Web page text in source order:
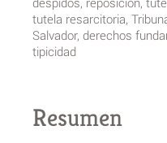
tutela resarcitoria,
Salvador, derechos
tipicidad
Resumen